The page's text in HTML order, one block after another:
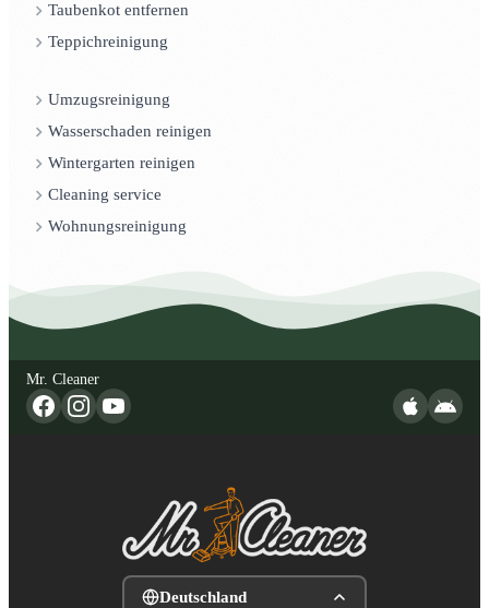
Taubenkot entfernen
Teppichreinigung
Umzugsreinigung
Wasserschaden reinigen
Wintergarten reinigen
Cleaning service
Wohnungsreinigung
Mr. Cleaner
Deutschland